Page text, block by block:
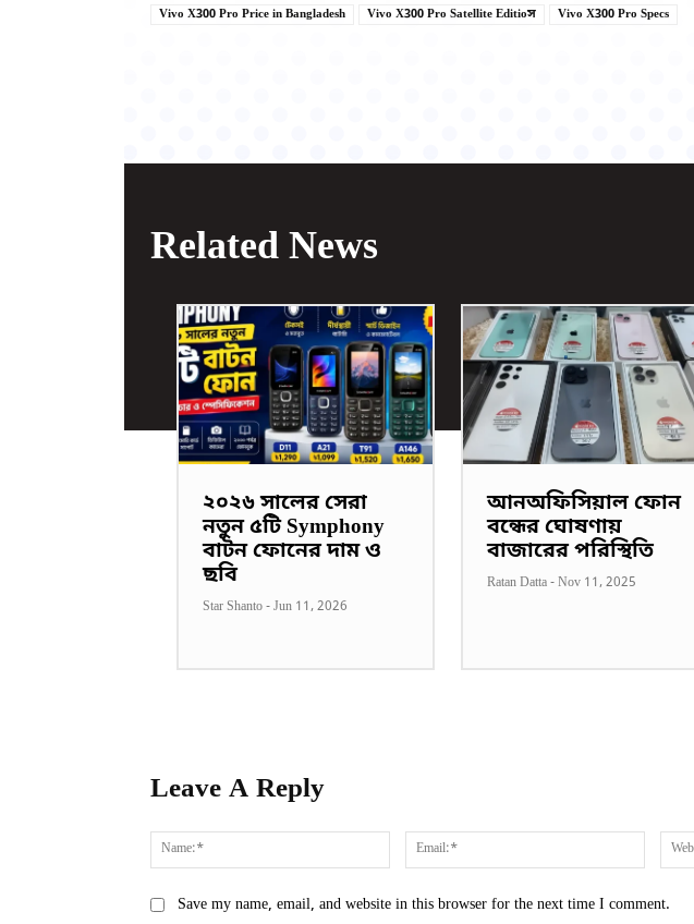
Vivo X300 Pro Price in Bangladesh
Vivo X300 Pro Satellite Editioস Vivo X300 Pro Specs
Related News
২০২৬ সালের সেরা
নতুন ৫টি Symphony
বাটন ফোনের দাম ও
ছবি
Star Shanto-Jun 11, 2026
আনঅফিসিয়াল ফোন
বন্ধের ঘোষণায়
বাজারের পরিস্থিতি
Ratan Datta-Nov 11, 2025
Leave A Reply
Name:* Email:*
Save my name, email, and website in this browser for the next time I comment.